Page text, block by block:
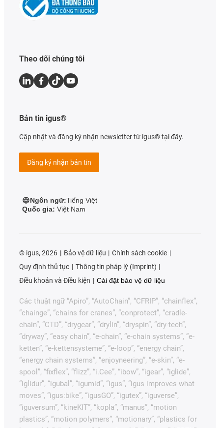
Theo dõi chúng tôi
Bản tin igus®
Cập nhật và đăng ký nhận newsletter từ igus® tại đây.
Đăng ký nhận bản tin
Ngôn ngữ:Tiếng Việt
Quốc gia: Việt Nam
© igus, 2026 Bảo vệ dữ liệu
Chính sách cookie
Quy định thủ tục
Thông tin pháp lý (Imprint)
Điều khoản và Điều kiện
Cài đặt bảo vệ dữ liệu
Các thuật ngữ “Apiro”, “AutoChain”, “CFRIP”, “chainflex”,
“chainge”, “chains for cranes”, “conprotect”, “cradle-
chain”, “CTD”, “drygear”, “drylin”, “dryspin”, “dry-tech”,
“dryway”, “easy chain”, “e-chain”, “e-chain systems”, “e-
ketten”, “e-kettensysteme”, “e-loop”, “energy chain”,
“energy chain systems”, “enjoyneering”, “e-skin”, “e-
spool”, “fixflex”, “flizz”, “i.Cee”, “ibow”, “igear”, “iglide”,
“iglidur”, “igubal”, “igumid”, “igus”, “igus improves what
moves”, “igus:bike”, “igusGO”, “igutex”, “iguverse”,
“iguversum”, “kineKIT”, “kopla”, “manus”, “motion
plastics”, “motion polymers”, “motionary”, “plastics for